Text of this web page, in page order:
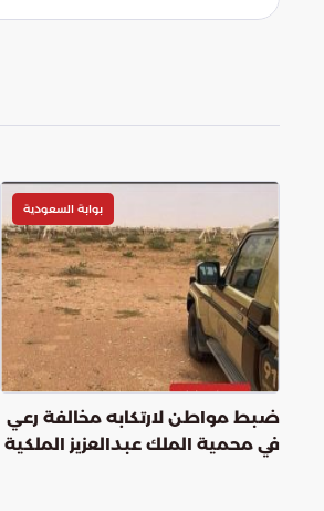
بوابة السعودية
ضبط مواطن لارتكابه مخالفة رعي
في محمية الملك عبدالعزيز الملكية